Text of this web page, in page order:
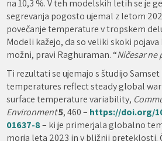
na 10,3 %. V teh modelskih letih se je
segrevanja pogosto ujemal z letom
povečanje temperature v tropskem
Modeli kažejo, da so veliki skoki
možni, pravi Raghuraman. “Ničesar ne
Ti rezultati se ujemajo s študijo Samset
temperatures reflect steady global
surface temperature variability,
Environment5, 460 – https://doi.org/
01637-8– ki je primerjala globalno
morja leta 2023 in v bližnji preteklosti.